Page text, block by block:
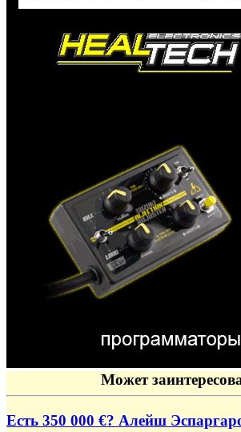
Может
Есть 350 000 €? Алейш